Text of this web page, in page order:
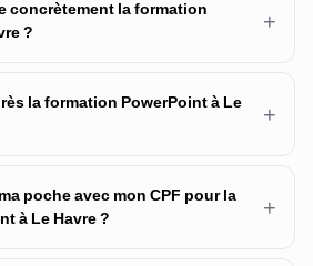
concrètement la formation
?
+
la formation PowerPoint à Le
+
poche avec mon CPF pour la
à Le Havre ?
+